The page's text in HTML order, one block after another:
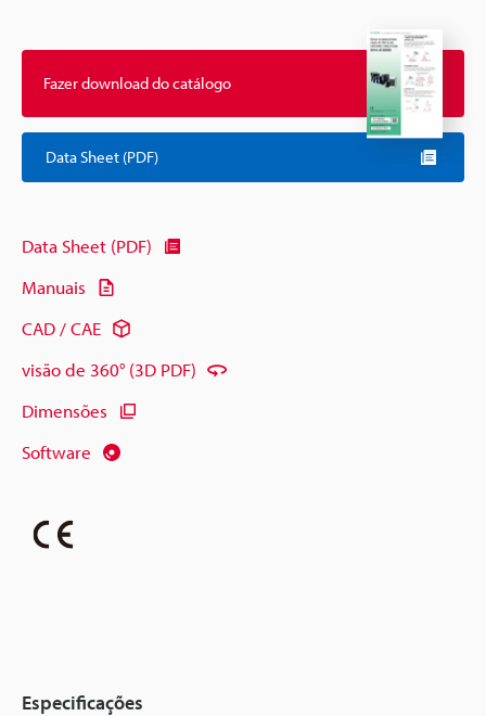
Fazer download do catálogo
Data Sheet (PDF)
Data Sheet (PDF)
Manuais
CAD / CAE
visão de 360° (3D PDF)
Dimensões
Software
Especificações